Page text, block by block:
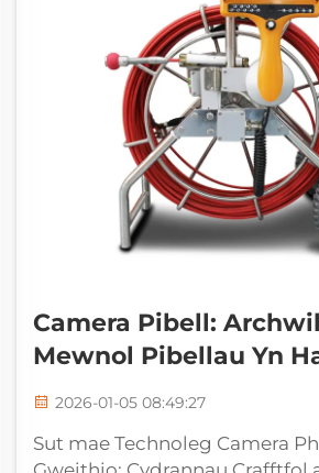
Camera Pibell:
Mewnol Pibellau Yn
2026-01-05 08:49:27
Sut mae Technoleg Camera